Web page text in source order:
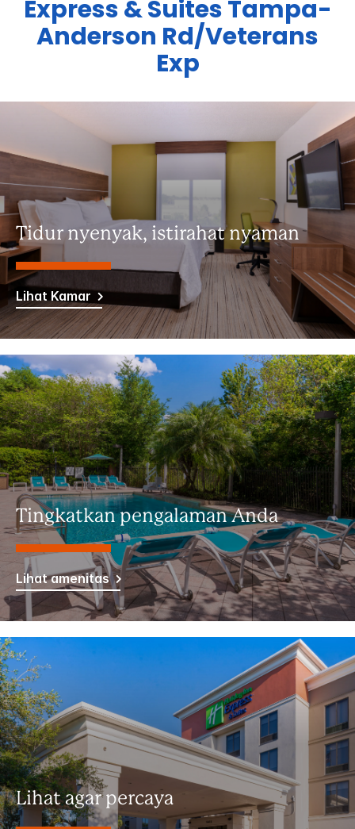
Express & SuitesTampa-
Anderson Rd/Veterans
Exp
Tidur nyenyak, istirahat nyaman
Lihat Kamar
Tingkatkan pengalaman Anda
Lihat amenitas
Lihat agar percaya